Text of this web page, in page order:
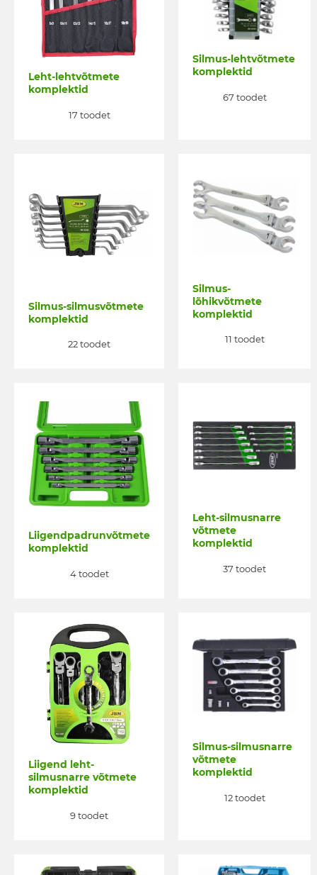
Leht-lehtvõtmete
komplektid
17 toodet
Silmus-lehtvõtmete
komplektid
67 toodet
Silmus-silmusvõtmete
komplektid
22 toodet
Silmus-
lõhikvõtmete
komplektid
11 toodet
Liigendpadrunvõtmete
komplektid
4 toodet
Leht-silmusnarre
võtmete
komplektid
37 toodet
Liigend leht-
silmusnarre võtmete
komplektid
9 toodet
Silmus-silmusnarre
võtmete
komplektid
12 toodet